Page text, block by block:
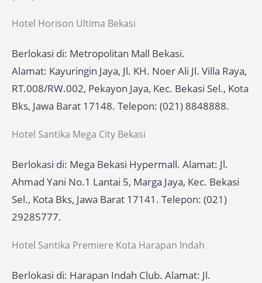
Hotel Horison Ultima Bekasi
Berlokasi di: Metropolitan Mall Bekasi.
Alamat: Kayuringin Jaya, Jl. KH. Noer Ali Jl. Villa Raya,
RT.008/RW.002, Pekayon Jaya, Kec. Bekasi Sel., Kota
Bks, Jawa Barat 17148. Telepon: (021) 8848888.
Hotel Santika Mega City Bekasi
Berlokasi di: Mega Bekasi Hypermall. Alamat: Jl.
Ahmad Yani No.1 Lantai 5, Marga Jaya, Kec. Bekasi
Sel., Kota Bks, Jawa Barat 17141. Telepon: (021)
29285777.
Hotel Santika Premiere Kota Harapan Indah
Berlokasi di: Harapan Indah Club. Alamat: Jl.